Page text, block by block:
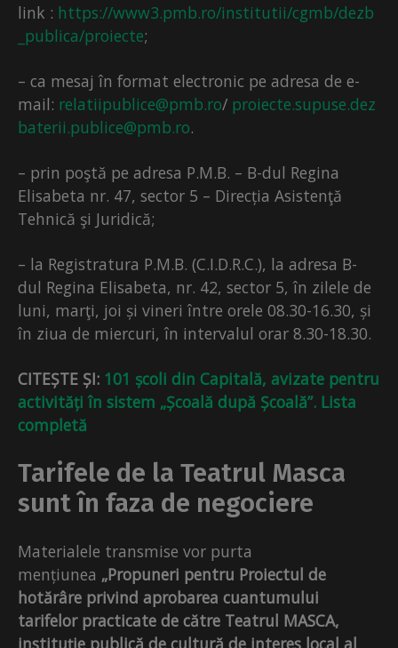
link : https://www3.pmb.ro/institutii/cgmb/dezb
_publica/proiecte;
– ca mesaj în format electronic pe adresa de e-
mail: relatiipublice@pmb.ro/ proiecte.supuse.dez
baterii.publice@pmb.ro.
– prin poştă pe adresa P.M.B. – B-dul Regina
Elisabeta nr. 47, sector 5 – Direcția Asistenţă
Tehnică şi Juridică;
– la Registratura P.M.B. (C.I.D.R.C.), la adresa B-
dul Regina Elisabeta, nr. 42, sector 5, în zilele de
luni, marţi, joi și vineri între orele 08.30-16.30, și
în ziua de miercuri, în intervalul orar 8.30-18.30.
CITEȘTE ȘI: 101 școli din Capitală, avizate pentru
activități în sistem „Școală după Școală”. Lista
completă
Tarifele de la Teatrul Masca
sunt în faza de negociere
Materialele transmise vor purta
mențiunea „Propuneri pentru Proiectul de
hotărâre privind aprobarea cuantumului
tarifelor practicate de către Teatrul MASCA,
instituție publică de cultură de interes local al